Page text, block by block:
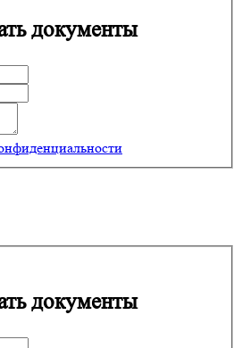
документы
документы